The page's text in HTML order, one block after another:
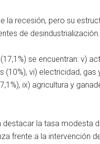
la recesión, pero su
de desindustrialización.
se encuentran: v)
vi) electricidad, gas
ix) agricultura y
la tasa modesta
frente a la intervención